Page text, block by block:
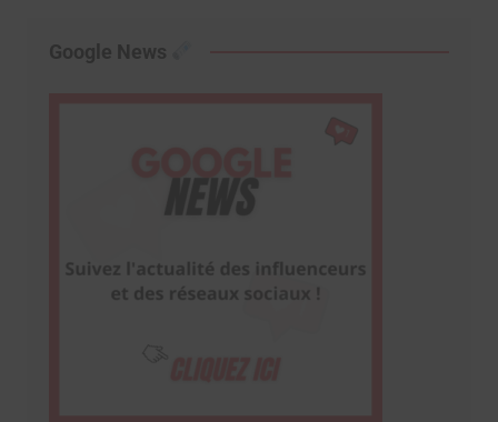
Google News